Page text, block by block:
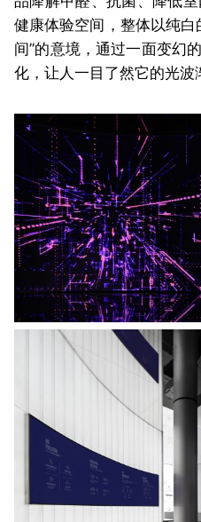
健康体验空间，整体以纯白
间”的意境，通过一面变幻
化，让人一目了然它的光波